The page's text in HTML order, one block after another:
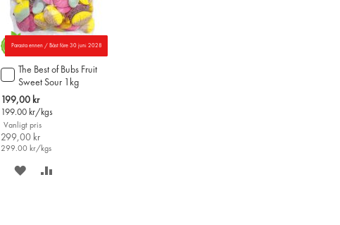
Parasta ennen / Bäst före 30 juni 2028
The Best of Bubs Fruit
Sweet Sour 1kg
Special
Price
199,00 kr
199.00 kr/kgs
Vanligt pris
299,00 kr
299.00 kr/kgs
Lägg
till
i
varukorgen
SPARA